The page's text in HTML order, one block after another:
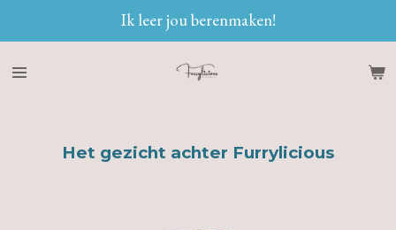
direct
naar
Ik leer jou berenmaken!
Het gezicht achter Furrylicious